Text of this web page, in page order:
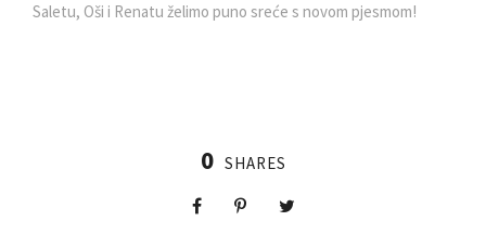
Saletu, Oši i Renatu želimo puno sreće s novom pjesmom!
0 SHARES